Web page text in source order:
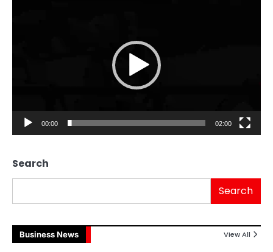
00:00 02:00
Search
Search
Business News View All